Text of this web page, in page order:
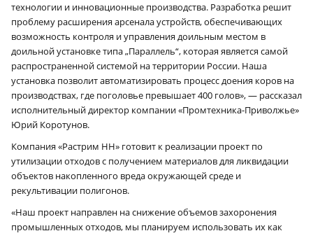
технологии и инновационные производства. Разработка решит
проблему расширения арсенала устройств, обеспечивающих
возможность контроля и управления доильным местом в
доильной установке типа „Параллель“, которая является самой
распространенной системой на территории России. Наша
установка позволит автоматизировать процесс доения коров на
производствах, где поголовье превышает 400 голов», — рассказал
исполнительный директор компании «Промтехника-Приволжье»
Юрий Коротунов.
Компания «Растрим НН» готовит к реализации проект по
утилизации отходов с получением материалов для ликвидации
объектов накопленного вреда окружающей среде и
рекультивации полигонов.
«Наш проект направлен на снижение объемов захоронения
промышленных отходов, мы планируем использовать их как